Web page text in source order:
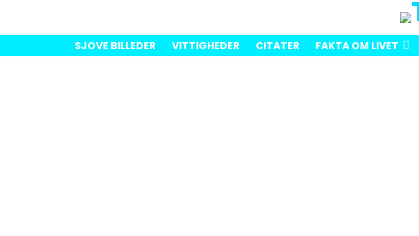
SJOVE BILLEDER VITTIGHEDER CITATER FAKTA OM LIVET